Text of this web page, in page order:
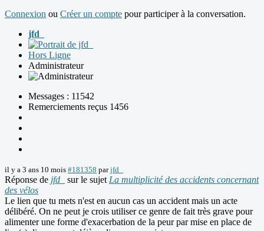
Connexion ou Créer un compte pour participer à la conversation.
jfd_
Hors Ligne
Administrateur
Messages : 11542
Remerciements reçus 1456
il y a 3 ans 10 mois #181358 parjfd_
Réponse de jfd_ sur le sujet La multiplicité des accidents concernant
des vélos
Le lien que tu mets n'est en aucun cas un accident mais un acte
délibéré. On ne peut je crois utiliser ce genre de fait très grave pour
alimenter une forme d'exacerbation de la peur par mise en place de